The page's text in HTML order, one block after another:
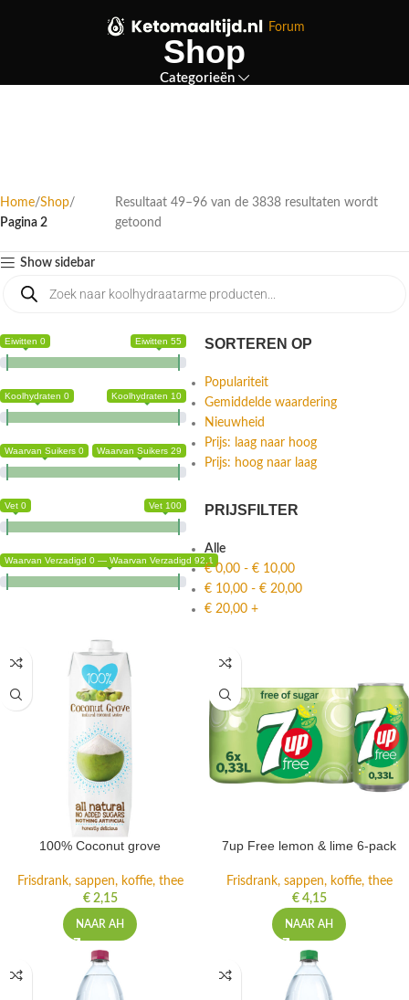
Forum
Shop
Categorieën
Home Shop
Pagina 2
Resultaat 49–96 van de 3838 resultaten wordt
getoond
Show sidebar
Eiwitten 0 Eiwitten 55
Koolhydraten 0 Koolhydraten 10
Waarvan Suikers 0 Waarvan Suikers 29
Vet 0 Vet 100
Waarvan Verzadigd 0 — Waarvan Verzadigd 92.1
SORTEREN OP
Populariteit
Gemiddelde waardering
Nieuwheid
Prijs: laag naar hoog
Prijs: hoog naar laag
PRIJSFILTER
Alle
€0,00 - € 10,00
€ 10,00 - € 20,00
€ 20,00 +
100% Coconut grove
Frisdrank, sappen, koffie, thee
€2,15
NAAR AH
7up Free lemon & lime 6-pack
Frisdrank, sappen, koffie, thee
€4,15
NAAR AH